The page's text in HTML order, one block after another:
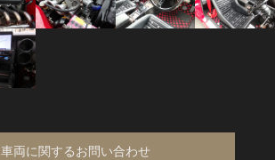
車両に関するお問い合わせ